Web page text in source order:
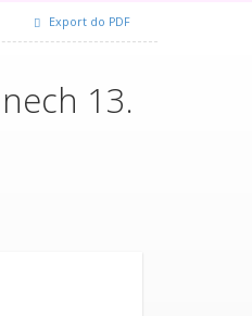
Export do PDF
13.